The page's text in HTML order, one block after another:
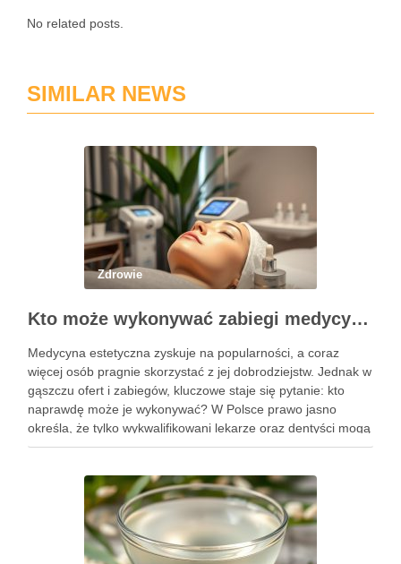
No related posts.
SIMILAR NEWS
Zdrowie
Kto może wykonywać zabiegi medycyny estetycznej? Sprawdź uprawnienia
Medycyna estetyczna zyskuje na popularności, a coraz
więcej osób pragnie skorzystać z jej dobrodziejstw. Jednak w
gąszczu ofert i zabiegów, kluczowe staje się pytanie: kto
naprawdę może je wykonywać? W Polsce prawo jasno
określa, że tylko wykwalifikowani lekarze oraz dentyści mogą
przeprowadzać zabiegi medycyny estetycznej, co ma na celu